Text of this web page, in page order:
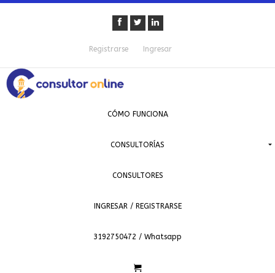
Registrarse Ingresar
CÓMO FUNCIONA
CONSULTORÍAS
CONSULTORES
INGRESAR / REGISTRARSE
3192750472 / Whatsapp